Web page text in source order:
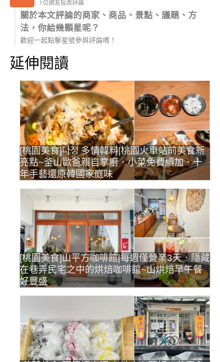
1位網友投票評論
關於本文評論的商家、商品、景點、議題、方
法，你給幾顆星呢？
歡迎一起點擊星號參與評論唷！
延伸閱讀
[桃園美食]다정 多情韓料|桃園火車站前美食新
亮點~釜山歐爸親自掌廚．小菜免費續加．十
年手藝還原韓國家庭味
[桃園美食]山平方咖啡館|每週僅營業3天．隱藏
在巷弄民宅之中的烘焙咖啡館~山烘焙早午餐
好豐盛